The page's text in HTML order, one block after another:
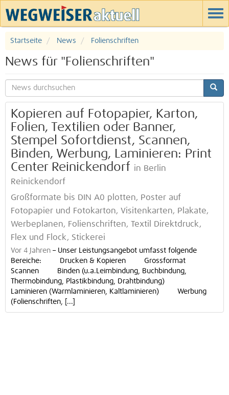
Startseite News Folienschriften
News für "Folienschriften"
Kopieren auf Fotopapier, Karton,
Folien, Textilien oder Banner,
Stempel Sofortdienst, Scannen,
Binden, Werbung, Laminieren: Print
Center Reinickendorf in Berlin
Reinickendorf
Großformate bis DIN A0 plotten, Poster auf
Fotopapier und Fotokarton, Visitenkarten, Plakate,
Werbeplanen, Folienschriften, Textil Direktdruck,
Flex und Flock, Stickerei
Vor 4 Jahren – Unser Leistungsangebot umfasst folgende
Bereiche: Drucken & Kopieren Grossformat
Scannen Binden (u.a.Leimbindung, Buchbindung,
Thermobindung, Plastikbindung, Drahtbindung)
Laminieren (Warmlaminieren, Kaltlaminieren) Werbung
(Folienschriften, [...]